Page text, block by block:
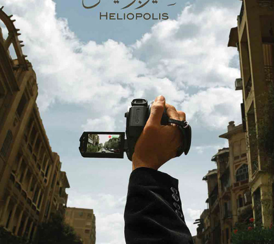
HELIOPOLIS
2009